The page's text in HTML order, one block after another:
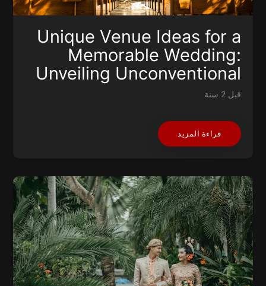
Unique Venue Ideas for a
Memorable Wedding:
Unveiling Unconventional
Choices
قبل 2 سنة
قراءة المزيد